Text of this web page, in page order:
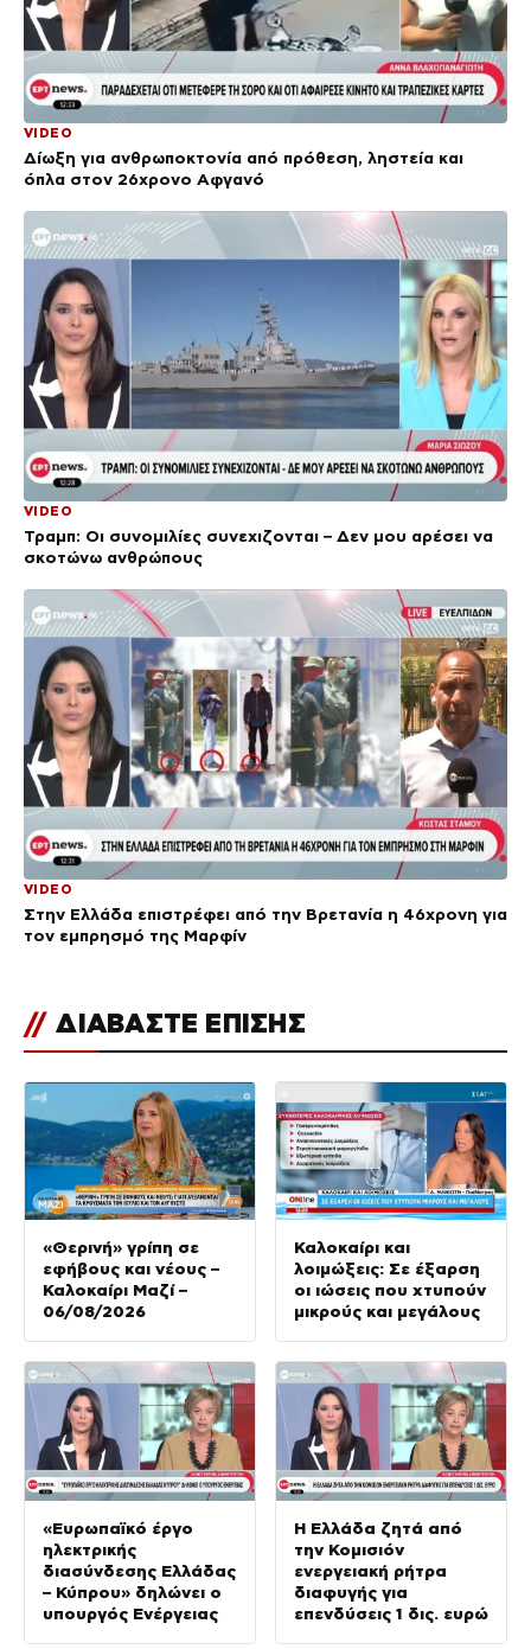
VIDEO
Δίωξη για ανθρωποκτονία από πρόθεση, ληστεία και
όπλα στον 26χρονο Αφγανό
VIDEO
Τραμπ: Οι συνομιλίες συνεχιζονται – Δεν μου αρέσει να
σκοτώνω ανθρώπους
VIDEO
Στην Ελλάδα επιστρέφει από την Βρετανία η 46χρονη για
τον εμπρησμό της Μαρφίν
// ΔΙΑΒΑΣΤΕ ΕΠΙΣΗΣ
«Θερινή» γρίπη σε
εφήβους και νέους –
Καλοκαίρι Μαζί –
06/08/2026
Καλοκαίρι και
λοιμώξεις: Σε έξαρση
οι ιώσεις που χτυπούν
μικρούς και μεγάλους
«Ευρωπαϊκό έργο
ηλεκτρικής
διασύνδεσης Ελλάδας
– Κύπρου» δηλώνει ο
υπουργός Ενέργειας
Η Ελλάδα ζητά από
την Κομισιόν
ενεργειακή ρήτρα
διαφυγής για
επενδύσεις 1 δις. ευρώ